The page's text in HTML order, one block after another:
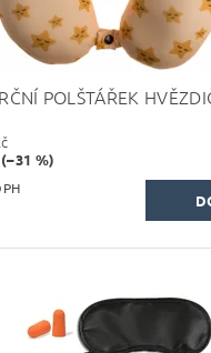
POLŠTÁŘEK
%)
DPH